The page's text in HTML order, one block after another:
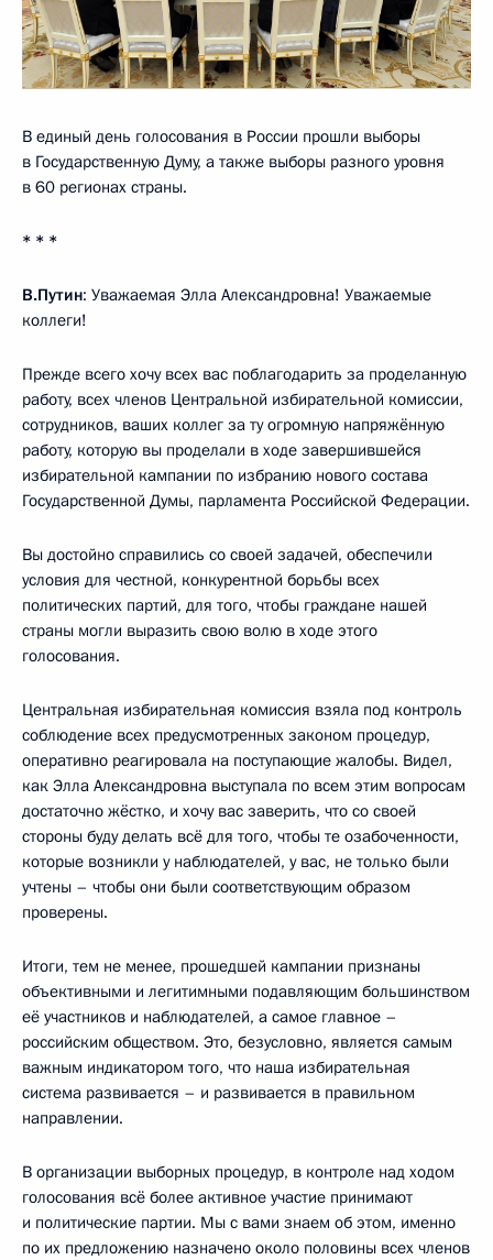
В единый день голосования в России прошли выборы
в Государственную Думу, а также выборы разного уровня
в 60 регионах страны.
* * *
В.Путин: Уважаемая Элла Александровна! Уважаемые
коллеги!
Прежде всего хочу всех вас поблагодарить за проделанную
работу, всех членов Центральной избирательной комиссии,
сотрудников, ваших коллег за ту огромную напряжённую
работу, которую вы проделали в ходе завершившейся
избирательной кампании по избранию нового состава
Государственной Думы, парламента Российской Федерации.
Вы достойно справились со своей задачей, обеспечили
условия для честной, конкурентной борьбы всех
политических партий, для того, чтобы граждане нашей
страны могли выразить свою волю в ходе этого
голосования.
Центральная избирательная комиссия взяла под контроль
соблюдение всех предусмотренных законом процедур,
оперативно реагировала на поступающие жалобы. Видел,
как Элла Александровна выступала по всем этим вопросам
достаточно жёстко, и хочу вас заверить, что со своей
стороны буду делать всё для того, чтобы те озабоченности,
которые возникли у наблюдателей, у вас, не только были
учтены – чтобы они были соответствующим образом
проверены.
Итоги, тем не менее, прошедшей кампании признаны
объективными и легитимными подавляющим большинством
её участников и наблюдателей, а самое главное –
российским обществом. Это, безусловно, является самым
важным индикатором того, что наша избирательная
система развивается – и развивается в правильном
направлении.
В организации выборных процедур, в контроле над ходом
голосования всё более активное участие принимают
и политические партии. Мы с вами знаем об этом, именно
по их предложению назначено около половины всех членов